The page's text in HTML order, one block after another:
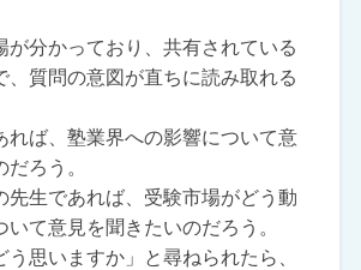
分かっており、共有されている
、質問の意図が直ちに読み取れる
ば、塾業界への影響について意
ろう。
生であれば、受験市場がどう動
て意見を聞きたいのだろう。
思いますか」と尋ねられたら、